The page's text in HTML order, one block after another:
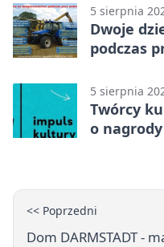
5 sierpnia
Dwoje
podczas
5 sierpnia
Twórcy
o nagrody
<< Poprzedni
Dom DARMSTADT -